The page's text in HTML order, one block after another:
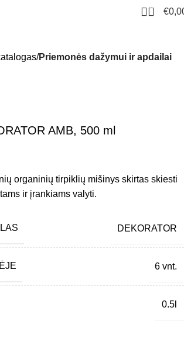
0 €
Priemonės dažymui ir apdailai
AMB, 500 ml
organinių tirpiklių mišinys skirtas skiesti
ir įrankiams valyti.
DEKORATOR
6 vnt.
0.5l